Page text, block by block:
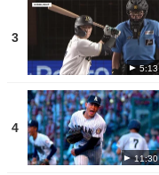
3
5:13
4
11:30